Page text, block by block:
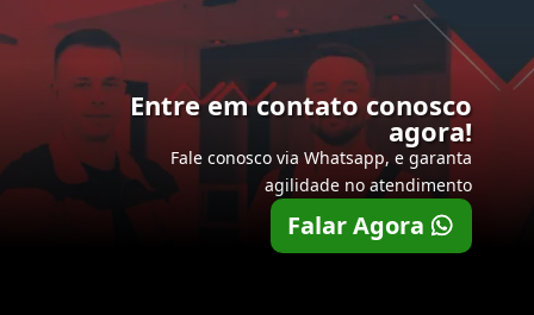
Entre em contato conosco
agora!
Fale conosco via Whatsapp, e garanta
agilidade no atendimento
Falar Agora